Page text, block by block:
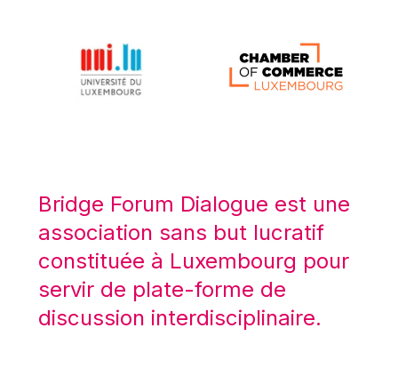
Lucas Papademos
Máire Geoghegan-Quinn
Mario Centeno
Mario Monti
Maroš ŠEFČOVIČ
Martin Bailey
Martine Reicherts
Bridge Forum Dialogue est une
association sans but lucratif
constituée à Luxembourg pour
servir de plate-forme de
discussion interdisciplinaire.